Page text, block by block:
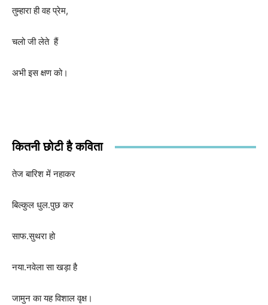
तुम्हारा ही वह प्रेम,
चलो जी लेते हैं
अभी इस क्षण को।
कितनी छोटी है कविता
तेज बारिश में नहाकर
बिल्कुल धुल.पुछ कर
साफ.सुथरा हो
नया.नवेला सा खड़ा है
जामुन का यह विशाल वृक्ष।